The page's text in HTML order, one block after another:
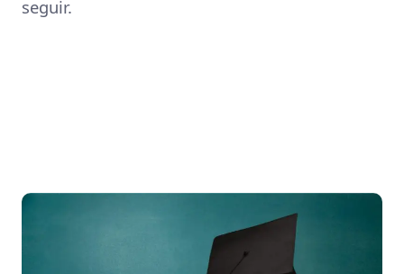
seguir.